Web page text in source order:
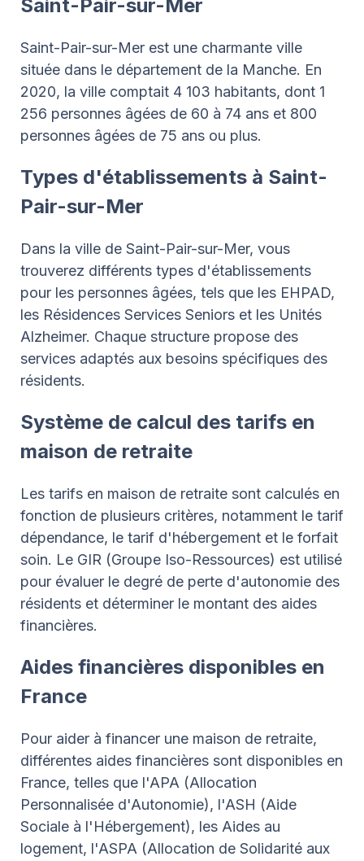
Saint-Pair-sur-Mer
Saint-Pair-sur-Mer est une charmante ville
située dans le département de la Manche. En
2020, la ville comptait 4 103 habitants, dont 1
256 personnes âgées de 60 à 74 ans et 800
personnes âgées de 75 ans ou plus.
Types d'établissements à Saint-
Pair-sur-Mer
Dans la ville de Saint-Pair-sur-Mer, vous
trouverez différents types d'établissements
pour les personnes âgées, tels que les EHPAD,
les Résidences Services Seniors et les Unités
Alzheimer. Chaque structure propose des
services adaptés aux besoins spécifiques des
résidents.
Système de calcul des tarifs en
maison de retraite
Les tarifs en maison de retraite sont calculés en
fonction de plusieurs critères, notamment le tarif
dépendance, le tarif d'hébergement et le forfait
soin. Le GIR (Groupe Iso-Ressources) est utilisé
pour évaluer le degré de perte d'autonomie des
résidents et déterminer le montant des aides
financières.
Aides financières disponibles en
France
Pour aider à financer une maison de retraite,
différentes aides financières sont disponibles en
France, telles que l'APA (Allocation
Personnalisée d'Autonomie), l'ASH (Aide
Sociale à l'Hébergement), les Aides au
logement, l'ASPA (Allocation de Solidarité aux